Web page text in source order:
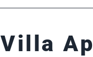
Villa